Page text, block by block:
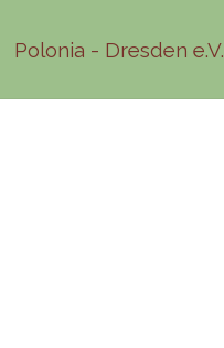
Polonia - Dresden e.V.